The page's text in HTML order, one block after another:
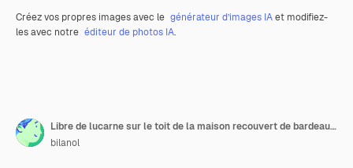
Créez vos propres images avec le générateur d’images IAet modifiez-
les avec notre éditeur de photos IA.
Libre de lucarne sur le toit de la maison recouvert de bardeaux de céramique. Revêtement carrelé du bâtiment
bilanol